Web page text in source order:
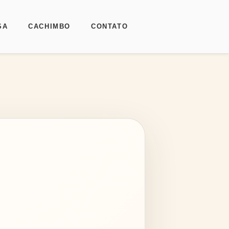
CACHIMBO CONTATO